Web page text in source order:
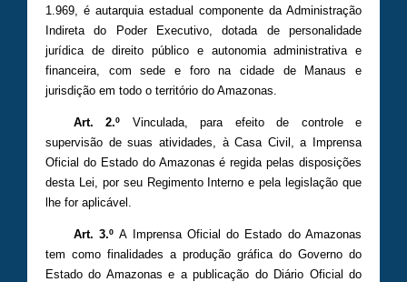
1.969, é autarquia estadual componente da Administração
Indireta do Poder Executivo, dotada de personalidade
jurídica de direito público e autonomia administrativa e
financeira, com sede e foro na cidade de Manaus e
jurisdição em todo o território do Amazonas.
Art. 2.º Vinculada, para efeito de controle e
supervisão de suas atividades, à Casa Civil, a Imprensa
Oficial do Estado do Amazonas é regida pelas disposições
desta Lei, por seu Regimento Interno e pela legislação que
lhe for aplicável.
Art. 3.º A Imprensa Oficial do Estado do Amazonas
tem como finalidades a produção gráfica do Governo do
Estado do Amazonas e a publicação do Diário Oficial do